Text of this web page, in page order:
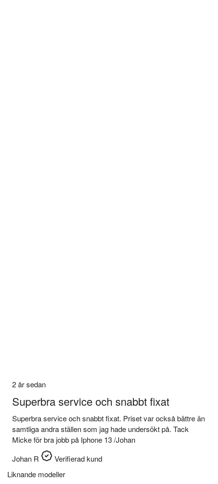
2 år sedan
Superbra service och snabbt fixat
Superbra service och snabbt fixat. Priset var också bättre än
samtliga andra ställen som jag hade undersökt på. Tack
Micke för bra jobb på Iphone 13 /Johan
Johan R
Verifierad kund
Liknande modeller